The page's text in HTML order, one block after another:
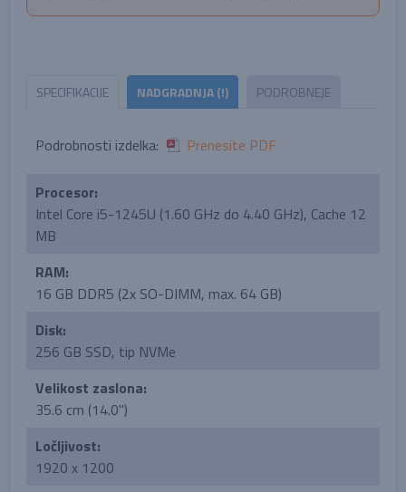
SPECIFIKACIJE NADGRADNJA (!) PODROBNEJE
Podrobnosti izdelka: Prenesite PDF
Procesor:
Intel Core i5-1245U (1.60 GHz do 4.40 GHz), Cache 12
MB
RAM:
16 GB DDR5 (2x SO-DIMM, max. 64 GB)
Disk:
256 GB SSD, tip NVMe
Velikost zaslona:
35.6 cm (14.0'')
Ločljivost:
1920 x 1200